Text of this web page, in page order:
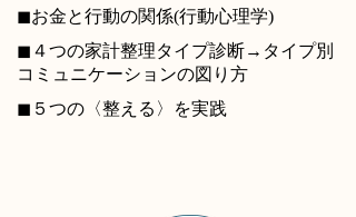
◼お金と行動の関係(行動心理学)
◼４つの家計整理タイプ診断→タイプ別
コミュニケーションの図り方
◼５つの〈整える〉を実践